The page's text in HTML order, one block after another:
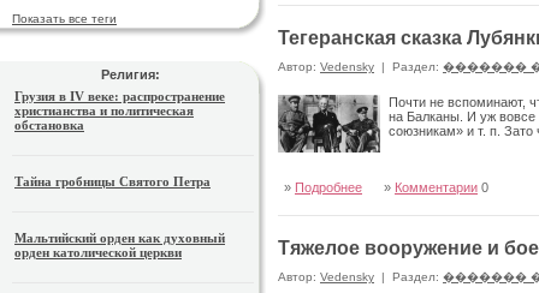
Показать все теги
Религия:
Грузия в IV веке: распространение
христианства и политическая
обстановка
Тайна гробницы Святого Петра
Мальтийский орден как духовный
орден католической церкви
Тегеранская сказка
Автор: Vedensky | Раздел: �������
Почти не вспоминают,
на Балканы. И уж вовсе
союзникам» и т. п. Зато
» Подробнее » Комментарии 0
Тяжелое вооружение и
Автор: Vedensky | Раздел: �������